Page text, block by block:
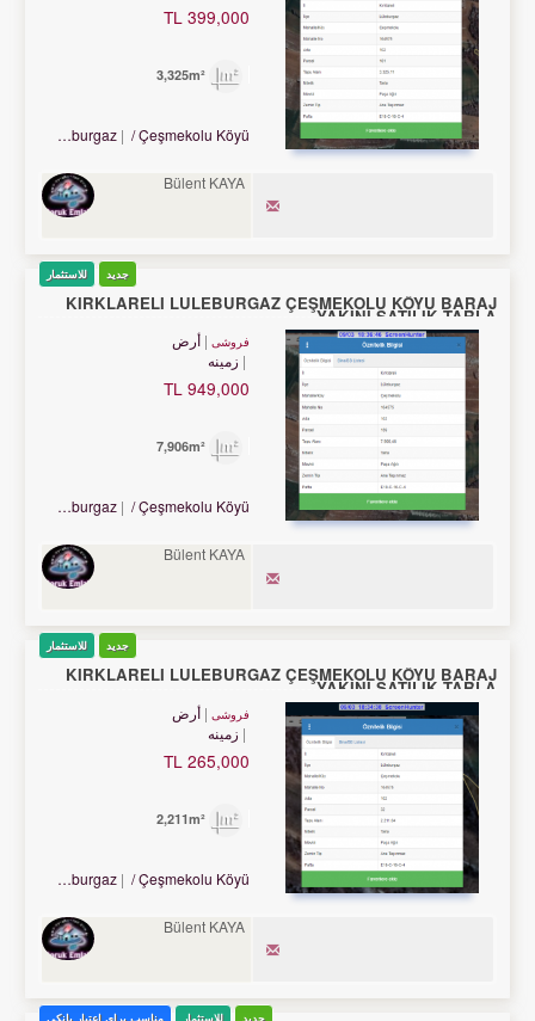
399,000 TL
Turkey Kırklareli / Lüleburgaz / Çeşmekolu Köyü
Bülent KAYA
جدید للاستثمار
KIRKLARELİ LÜLEBURGAZ ÇEŞMEKOLU KÖYÜ BARAJ
YAKINI SATILIK TARLA
فروشی
أرض
زمینه
949,000 TL
Turkey Kırklareli / Lüleburgaz / Çeşmekolu Köyü
Bülent KAYA
جدید للاستثمار
KIRKLARELİ LÜLEBURGAZ ÇEŞMEKOLU KÖYÜ BARAJ
YAKINI SATILIK TARLA
فروشی
أرض
زمینه
265,000 TL
Turkey Kırklareli / Lüleburgaz / Çeşmekolu Köyü
Bülent KAYA
جدید للاستثمار مناسب برای اعتبار بانکی